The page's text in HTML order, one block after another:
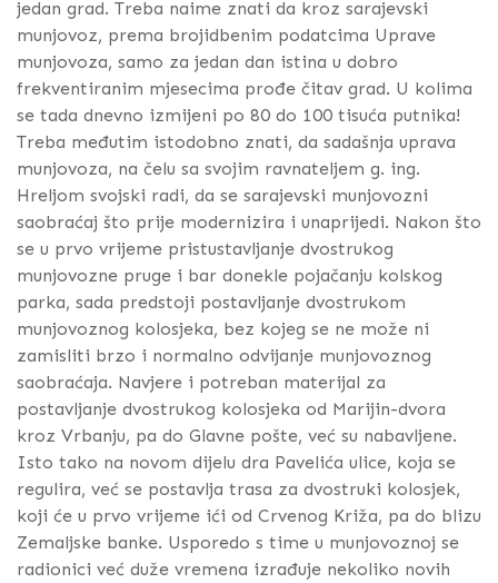
jedan grad. Treba naime znati da kroz sarajevski
munjovoz, prema brojidbenim podatcima Uprave
munjovoza, samo za jedan dan istina u dobro
frekventiranim mjesecima prođe čitav grad. U kolima
se tada dnevno izmijeni po 80 do 100 tisuća putnika!
Treba međutim istodobno znati, da sadašnja uprava
munjovoza, na čelu sa svojim ravnateljem g. ing.
Hreljom svojski radi, da se sarajevski munjovozni
saobraćaj što prije modernizira i unaprijedi. Nakon što
se u prvo vrijeme pristustavljanje dvostrukog
munjovozne pruge i bar donekle pojačanju kolskog
parka, sada predstoji postavljanje dvostrukom
munjovoznog kolosjeka, bez kojeg se ne može ni
zamisliti brzo i normalno odvijanje munjovoznog
saobraćaja. Navjere i potreban materijal za
postavljanje dvostrukog kolosjeka od Marijin-dvora
kroz Vrbanju, pa do Glavne pošte, već su nabavljene.
Isto tako na novom dijelu dra Pavelića ulice, koja se
regulira, već se postavlja trasa za dvostruki kolosjek,
koji će u prvo vrijeme ići od Crvenog Križa, pa do blizu
Zemaljske banke. Usporedo s time u munjovoznoj se
radionici već duže vremena izrađuje nekoliko novih